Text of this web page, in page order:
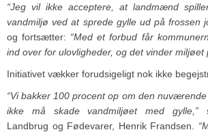
“Jeg vil ikke acceptere, at landmænd
vandmiljø ved at sprede gylle ud på frossen
og fortsætter: “Med et forbud får
ind over for ulovligheder, og det vinder miljøet
Initiativet vækker forudsigeligt nok ikke
“Vi bakker 100 procent op om den
ikke må skade vandmiljøet med gylle,”
Landbrug og Fødevarer, Henrik Frandsen.